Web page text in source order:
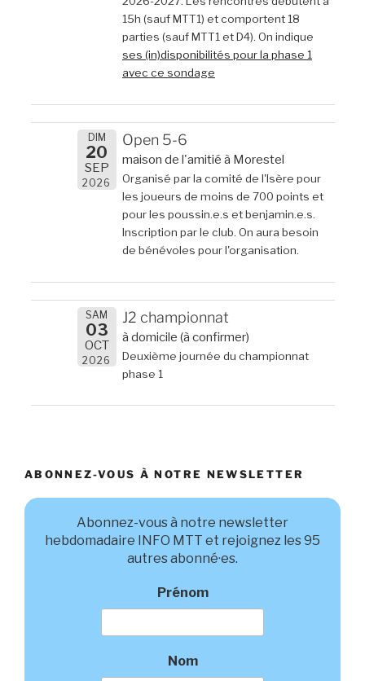
15h (sauf MTT1) et comportent 18
parties (sauf MTT1 et D4). On indique
ses (in)disponibilités pour la phase 1
avec ce sondage
DIM
20
SEP
2026
Open 5-6
maison de l'amitié à Morestel
Organisé par la comité de l'Isère pour
les joueurs de moins de 700 points et
pour les poussin.e.s et benjamin.e.s.
Inscription par le club. On aura besoin
de bénévoles pour l'organisation.
SAM
03
OCT
2026
J2 championnat
à domicile (à confirmer)
Deuxième journée du championnat
phase 1
ABONNEZ-VOUS À NOTRE NEWSLETTER
Abonnez-vous à notre newsletter
hebdomadaire INFO MTT et rejoignez les 95
autres abonné·es.
Prénom
Nom